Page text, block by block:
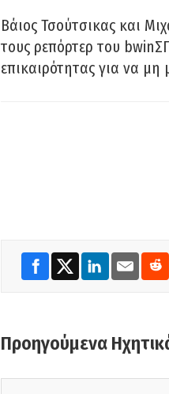
Βάιος Τσούτσικας και
τους ρεπόρτερ του
επικαιρότητας για να μη
Προηγούμενα